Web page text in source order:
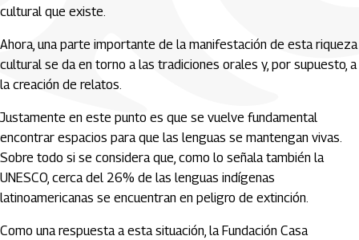
cultural que existe.
Ahora, una parte importante de la manifestación de esta riqueza
cultural se da en torno a las tradiciones orales y, por supuesto, a
la creación de relatos.
Justamente en este punto es que se vuelve fundamental
encontrar espacios para que las lenguas se mantengan vivas.
Sobre todo si se considera que, como lo señala también la
UNESCO, cerca del 26% de las lenguas indígenas
latinoamericanas se encuentran en peligro de extinción.
Como una respuesta a esta situación, la Fundación Casa